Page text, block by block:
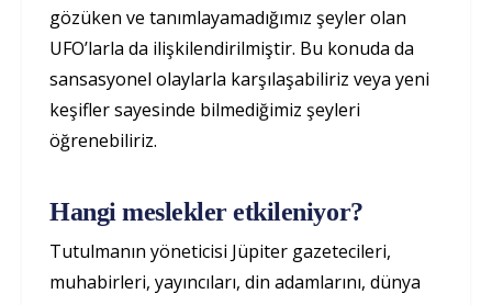
gözüken ve tanımlayamadığımız şeyler olan
UFO’larla da ilişkilendirilmiştir. Bu konuda da
sansasyonel olaylarla karşılaşabiliriz veya yeni
keşifler sayesinde bilmediğimiz şeyleri
öğrenebiliriz.
Hangi meslekler etkileniyor?
Tutulmanın yöneticisi Jüpiter gazetecileri,
muhabirleri, yayıncıları, din adamlarını, dünya